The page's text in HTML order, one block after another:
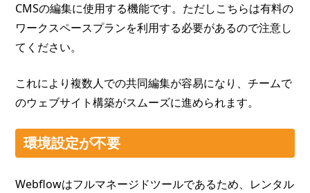
CMSの編集に使用する機能です。ただしこちらは有料の
ワークスペースプランを利用する必要があるので注意し
てください。
これにより複数人での共同編集が容易になり、チームで
のウェブサイト構築がスムーズに進められます。
環境設定が不要
Webflowはフルマネージドツールであるため、レンタル